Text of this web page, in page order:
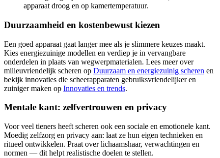
apparaat droog en op kamertemperatuur.
Duurzaamheid en kostenbewust kiezen
Een goed apparaat gaat langer mee als je slimmere keuzes maakt.
Kies energiezuinige modellen en verdiep je in vervangbare
onderdelen in plaats van wegwerpmaterialen. Lees meer over
milieuvriendelijk scheren op Duurzaam en energiezuinig scheren en
bekijk innovaties die scheerapparaten gebruiksvriendelijker en
zuiniger maken op Innovaties en trends.
Mentale kant: zelfvertrouwen en privacy
Voor veel tieners heeft scheren ook een sociale en emotionele kant.
Moedig zelfzorg en privacy aan: laat ze hun eigen technieken en
ritueel ontwikkelen. Praat over lichaamshaar, verwachtingen en
normen — dit helpt realistische doelen te stellen.